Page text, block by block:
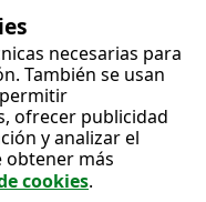
necesarias para
También se usan
ofrecer publicidad
y analizar el
obtener más
cookies.